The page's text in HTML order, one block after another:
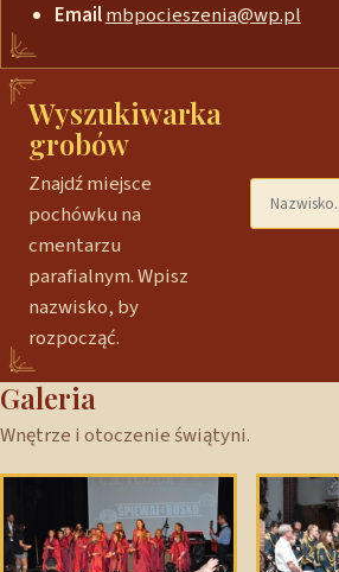
Emailmbpocieszenia@wp.pl
Wyszukiwarka
grobów
Znajdź miejsce
pochówku na
cmentarzu
parafialnym. Wpisz
nazwisko, by
rozpocząć.
Galeria
Wnętrze i otoczenie świątyni.